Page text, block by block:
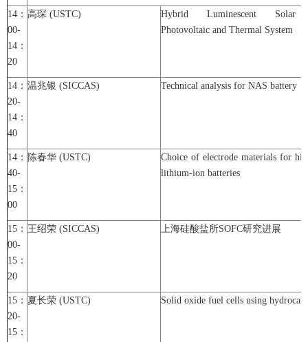
14：
00-
14：
20
高琛 (USTC)
Hybrid Luminescent Solar
Photovoltaic and Thermal System
14：
20-
14：
40
温兆银 (SICCAS) Technical analysis for NAS battery
14：
40-
15：
00
陈春华 (USTC)
Choice of electrode materials for
lithium-ion batteries
15：
00-
15：
20
王绍荣 (SICCAS) 上海硅酸盐所SOFC研究进展
15：
20-
15：
夏长荣 (USTC) Solid oxide fuel cells using